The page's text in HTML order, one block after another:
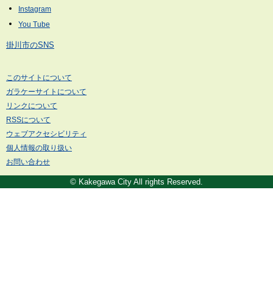
掛川市のSNS
このサイトについて
ガラケーサイトについて
リンクについて
RSSについて
ウェブアクセシビリティ
個人情報の取り扱い
お問い合わせ
© Kakegawa City All rights Reserved.